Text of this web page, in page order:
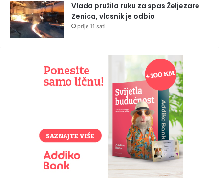
Vlada pružila ruku za spas Željezare
Zenica, vlasnik je odbio
prije 11 sati